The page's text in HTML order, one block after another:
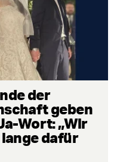
der
geben
Wort: „Wir
dafür